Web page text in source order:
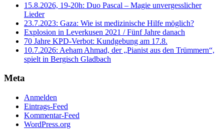
15.8.2026, 19-20h: Duo Pascal – Magie unvergesslicher
Lieder
23.7.2023: Gaza: Wie ist medizinische Hilfe möglich?
Explosion in Leverkusen 2021 / Fünf Jahre danach
70 Jahre KPD‑Verbot: Kundgebung am 17.8.
10.7.2026: Aeham Ahmad, der „Pianist aus den Trümmern“,
spielt in Bergisch Gladbach
Meta
Anmelden
Eintrags-Feed
Kommentar-Feed
WordPress.org